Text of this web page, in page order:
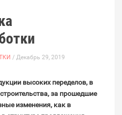
/ Декабрь 29, 2019
высоких переделов, в
за прошедшие
изменения, как в